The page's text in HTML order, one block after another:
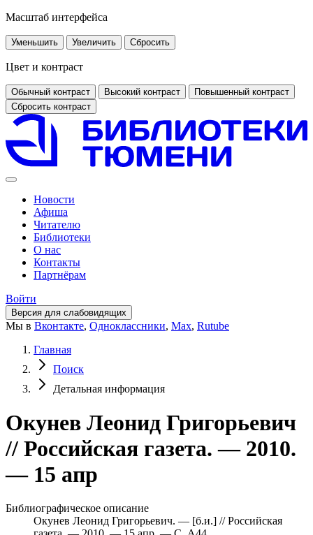
Масштаб интерфейса
Уменьшить Увеличить Сбросить
Цвет и контраст
Обычный контраст Высокий контраст
Повышенный контраст
Сбросить контраст
Новости
Афиша
Читателю
Библиотеки
О нас
Контакты
Партнёрам
Войти
Версия для слабовидящих
Мы в Вконтакте, Одноклассники, Max, Rutube
Главная
Поиск
Детальная информация
Окунев Леонид Григорьевич
// Российская газета. — 2010.
— 15 апр
Библиографическое описание
Окунев Леонид Григорьевич. — [б.и.] // Российская